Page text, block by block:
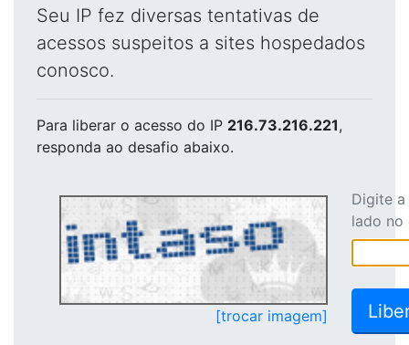
Seu IP fez diversas tentativas de
acessos suspeitos a sites hospedados
conosco.
Para liberar o acesso do IP 216.73.216.221,
responda ao desafio abaixo.
[trocar imagem]
Digite
lado no